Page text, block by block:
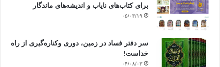
برای کتاب‌های نایاب و اندیشه‌های ماندگار
۰۵/۰۳/۱۹
سر دفتر فساد در زمین‌، دوری وکناره‌گیری از راه
خداست‌!
۰۴/۰۸/۰۳